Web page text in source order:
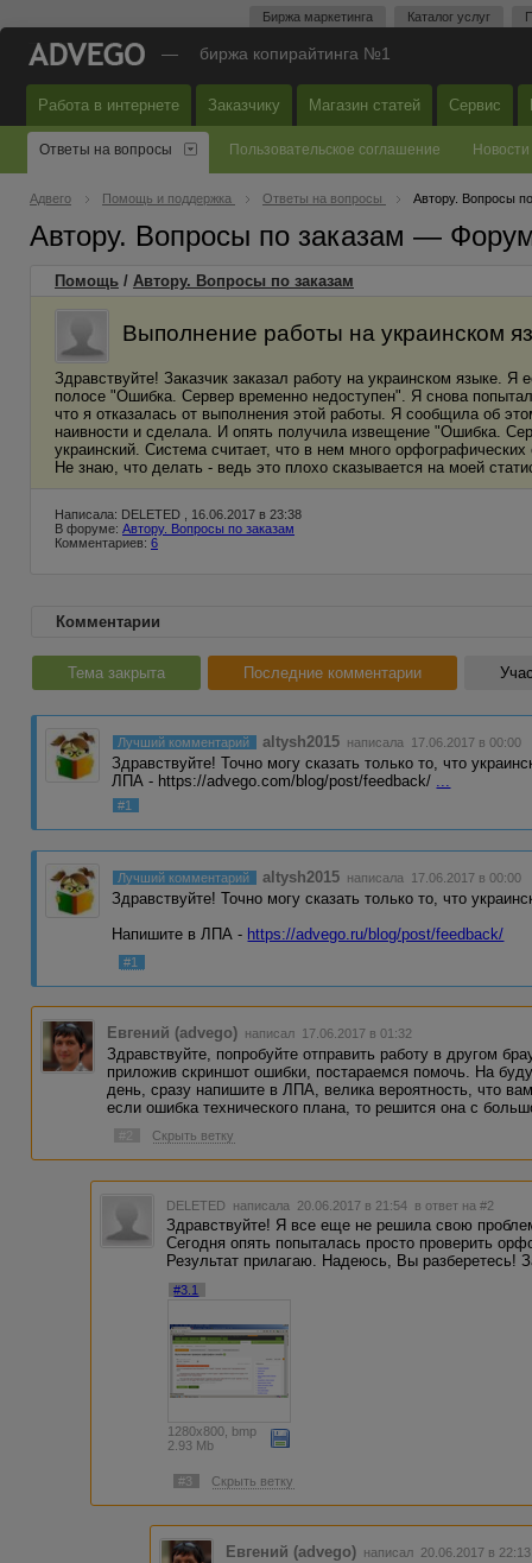
Биржа маркетинга Каталог услуг
— биржа копирайтинга №1
Работа в интернете Заказчику Магазин статей Сервис
Ответы на вопросы Пользовательское соглашение Новости
Адвего Помощь и поддержка Ответы на вопросы Автору. Вопросы
Автору. Вопросы по заказам —
Помощь / Автору. Вопросы по заказам
Выполнение работы на украинском
Здравствуйте! Заказчик заказал работу на украинском языке.
полосе "Ошибка. Сервер временно недоступен". Я снова
что я отказалась от выполнения этой работы. Я сообщила об
наивности и сделала. И опять получила извещение "Ошибка.
украинский. Система считает, что в нем много
Не знаю, что делать - ведь это плохо сказывается на моей
Написала: DELETED , 16.06.2017 в 23:38
В форуме: Автору. Вопросы по заказам
Комментариев: 6
Комментарии
Тема закрыта Последние комментарии
Лучший комментарий altysh2015 написала 17.06.2017 в 00:00
Здравствуйте! Точно могу сказать только то, что
ЛПА - https://advego.com/blog/post/feedback/ ...
#1
Лучший комментарий altysh2015 написала 17.06.2017 в 00:00
Здравствуйте! Точно могу сказать только то, что
Напишите в ЛПА - https://advego.ru/blog/post/feedback/
#1
Евгений (advego) написал 17.06.2017 в 01:32
Здравствуйте, попробуйте отправить работу в другом
приложив скриншот ошибки, постараемся помочь. На
день, сразу напишите в ЛПА, велика вероятность, что
если ошибка технического плана, то решится она с
Скрыть ветку
DELETED написала 20.06.2017 в 21:54 в ответ на #2
Здравствуйте! Я все еще не решила свою
Сегодня опять попыталась просто проверить
Результат прилагаю. Надеюсь, Вы разберетесь!
#3.1
1280x800, bmp
2.93 Mb
#3 Скрыть ветку
Евгений (advego) написал 20.06.2017 в